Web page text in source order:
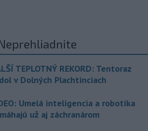
TEPLOTNÝ REKORD: Tentoraz
v Dolných Plachtinciach
Umelá inteligencia a robotika
už aj záchranárom